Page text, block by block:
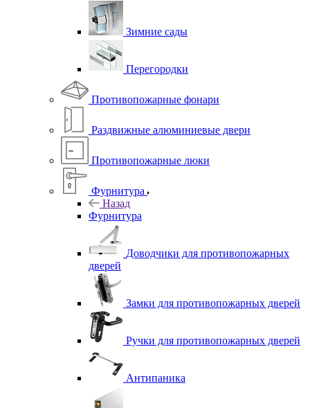
Зимние сады
Перегородки
Противопожарные фонари
Раздвижные алюминиевые двери
Противопожарные люки
Фурнитура
Назад
Фурнитура
Доводчики для противопожарных
дверей
Замки для противопожарных дверей
Ручки для противопожарных дверей
Антипаника